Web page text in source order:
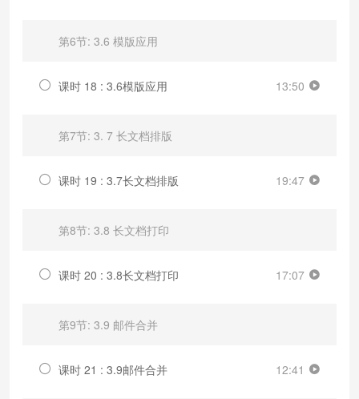
第6节: 3.6 模版应用
课时 18 : 3.6模版应用 13:50
第7节: 3. 7 长文档排版
课时 19 : 3.7长文档排版 19:47
第8节: 3.8 长文档打印
课时 20 : 3.8长文档打印 17:07
第9节: 3.9 邮件合并
课时 21 : 3.9邮件合并 12:41